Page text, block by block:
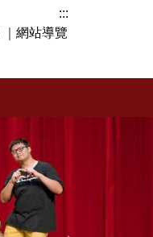
:::
網站導覽